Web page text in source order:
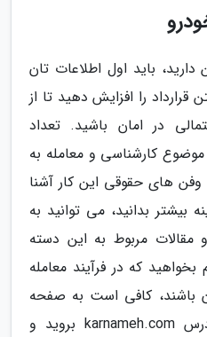
باید اول اطلاعات تان
قرارداد را افزایش دهید تا از
در امان باشید. تعداد
موضوع کارشناسی و معامله به
های حقوقی این کار آشنا
بیشتر بدانید، می توانید به
مقالات مربوط به این دسته
که در فرآیند معامله
باشند، کافی است به صفحه
اصلی سایت کارنامه به آدرس karnameh.com بروید و